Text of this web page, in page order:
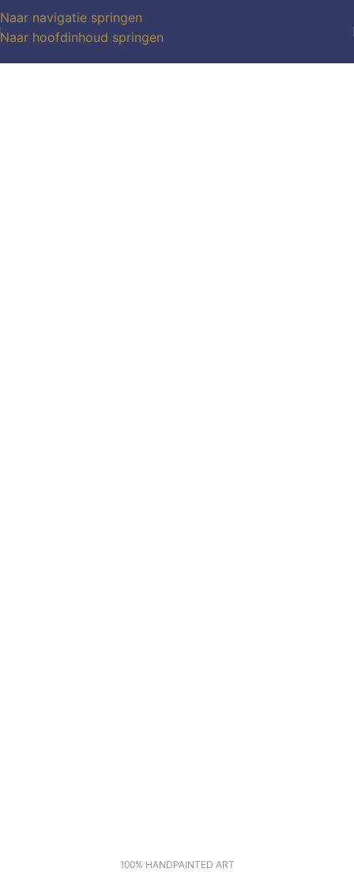
Naar navigatie springen
Naar hoofdinhoud springen
100% HANDPAINTED ART